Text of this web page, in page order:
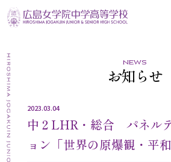
news
お知らせ
2023.03.04
中２LHR・総合 パネル
ョン「世界の原爆観・平